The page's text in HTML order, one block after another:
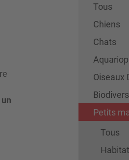
Tous
Chiens
Chats
Oiseaux
Petits
Tous
Habitat